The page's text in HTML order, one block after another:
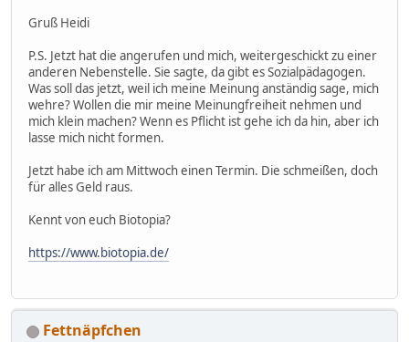
Gruß Heidi
P.S. Jetzt hat die angerufen und mich, weitergeschickt zu einer
anderen Nebenstelle. Sie sagte, da gibt es Sozialpädagogen.
Was soll das jetzt, weil ich meine Meinung anständig sage, mich
wehre? Wollen die mir meine Meinungfreiheit nehmen und
mich klein machen? Wenn es Pflicht ist gehe ich da hin, aber ich
lasse mich nicht formen.
Jetzt habe ich am Mittwoch einen Termin. Die schmeißen, doch
für alles Geld raus.
Kennt von euch Biotopia?
https://www.biotopia.de/
Fettnäpfchen